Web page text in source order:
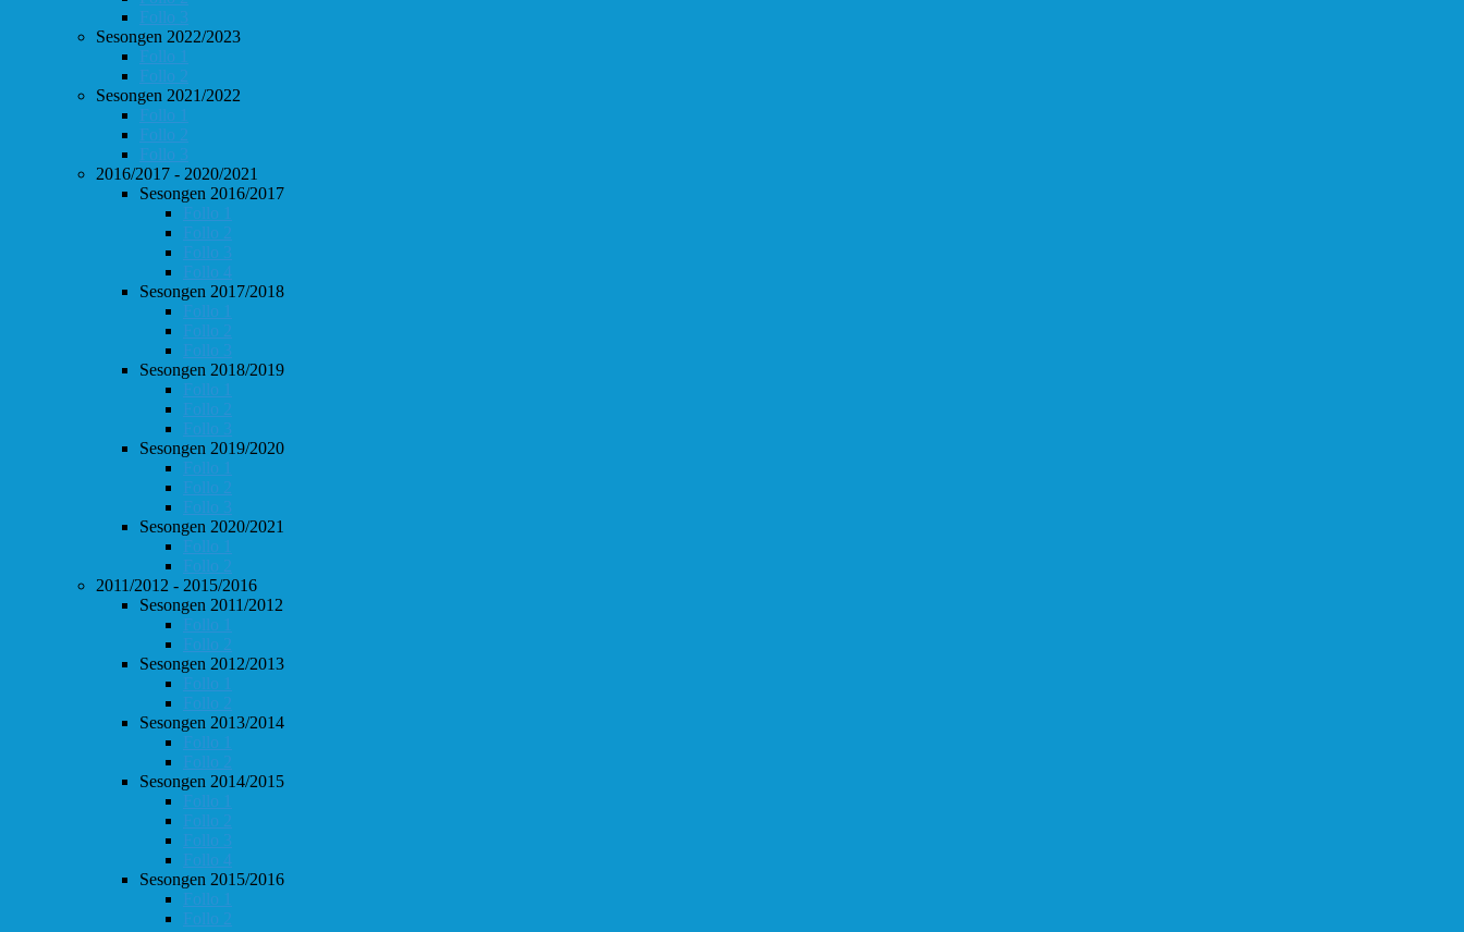
Follo 3
Sesongen 2022/2023
Follo 1
Follo 2
Sesongen 2021/2022
Follo 1
Follo 2
Follo 3
2016/2017 - 2020/2021
Sesongen 2016/2017
Follo 1
Follo 2
Follo 3
Follo 4
Sesongen 2017/2018
Follo 1
Follo 2
Follo 3
Sesongen 2018/2019
Follo 1
Follo 2
Follo 3
Sesongen 2019/2020
Follo 1
Follo 2
Follo 3
Sesongen 2020/2021
Follo 1
Follo 2
2011/2012 - 2015/2016
Sesongen 2011/2012
Follo 1
Follo 2
Sesongen 2012/2013
Follo 1
Follo 2
Sesongen 2013/2014
Follo 1
Follo 2
Sesongen 2014/2015
Follo 1
Follo 2
Follo 3
Follo 4
Sesongen 2015/2016
Follo 1
Follo 2